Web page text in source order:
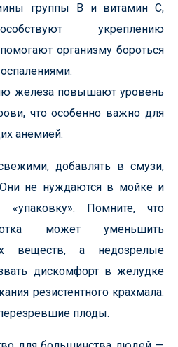
группы В и витамин С,
укреплению
организму бороться
железа повышают уровень
что особенно важно для
анемией.
добавлять в смузи,
не нуждаются в мойке и
«упаковку». Помните, что
может уменьшить
веществ, а недозрелые
дискомфорт в желудке
резистентного крахмала.
плоды.